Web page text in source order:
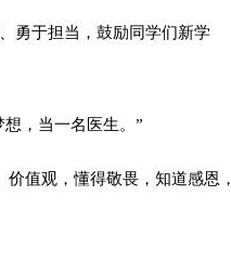
勇于担当，鼓励同学们新学
，当一名医生。”
值观，懂得敬畏，知道感恩，